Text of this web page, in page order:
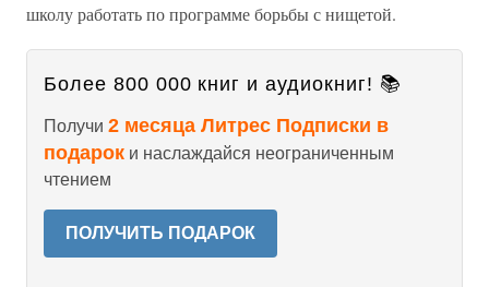
школу работать по программе борьбы с нищетой.
Более 800 000 книг и аудиокниг! 📚
Получи 2 месяца Литрес Подписки в
подарок и наслаждайся неограниченным
чтением
ПОЛУЧИТЬ ПОДАРОК